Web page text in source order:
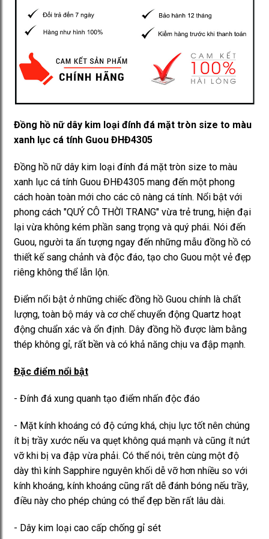
Đồng hồ nữ dây kim loại đính đá mặt tròn size to màu
xanh lục cá tính Guou ĐHĐ4305
Đồng hồ nữ dây kim loại đính đá mặt tròn size to màu
xanh lục cá tính Guou ĐHĐ4305 mang đến một phong
cách hoàn toàn mới cho các cô nàng cá tính. Nổi bật với
phong cách "QUÝ CÔ THỜI TRANG" vừa trẻ trung, hiện đại
lại vừa không kém phần sang trọng và quý phái. Nói đến
Guou, người ta ấn tượng ngay đến những mẫu đồng hồ có
thiết kế sang chảnh và độc đáo, tạo cho Guou một vẻ đẹp
riêng không thể lẫn lộn.
Điểm nổi bật ở những chiếc đồng hồ Guou chính là chất
lượng, toàn bộ máy và cơ chế chuyển động Quartz hoạt
động chuẩn xác và ổn định. Dây đồng hồ được làm bằng
thép không gỉ, rất bền và có khả năng chịu va đập mạnh.
Đặc điểm nổi bật
- Đính đá xung quanh tạo điểm nhấn độc đáo
- Mặt kính khoáng có độ cứng khá, chịu lực tốt nên chúng
ít bị trầy xước nếu va quẹt không quá mạnh và cũng ít nứt
vỡ khi bị va đập vừa phải. Có thể nói, trên cùng một độ
dày thì kính Sapphire nguyên khối dễ vỡ hơn nhiều so với
kính khoáng, kính khoáng cũng rất dễ đánh bóng nếu trầy,
điều này cho phép chúng có thể đẹp bền rất lâu dài.
- Dây kim loại cao cấp chống gỉ sét